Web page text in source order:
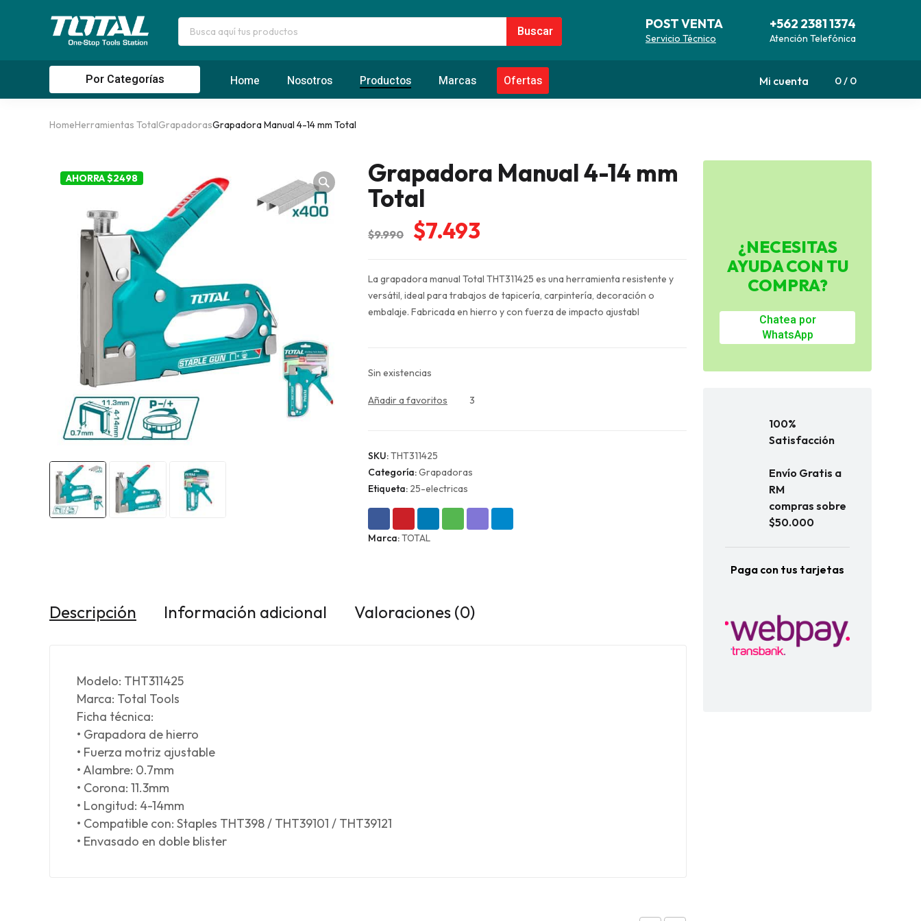
POST VENTA
Servicio Técnico
+562 2381 1374
Atención Telefónica
0 0
Mi cuenta
Por Categorías Home Nosotros Productos Marcas Ofertas
HomeHerramientas TotalGrapadorasGrapadora Manual 4-14 mm Total
AHORRA $2498
Grapadora Manual 4-14 mm
Total
$9.990
El
original
era:
$9.990.
$7.493
actual
es:
$7.493.
La grapadora manual Total THT311425 es una herramienta resistente y
versátil, ideal para trabajos de tapicería, carpintería, decoración o
embalaje. Fabricada en hierro y con fuerza de impacto ajustabl
Sin existencias
Añadir a favoritos 3
SKU:THT311425
Categoría:Grapadoras
Etiqueta: 25-electricas
Marca:TOTAL
Descripción Información adicional Valoraciones (0)
Modelo: THT311425
Marca: Total Tools
Ficha técnica:
• Grapadora de hierro
• Fuerza motriz ajustable
• Alambre: 0.7mm
• Corona: 11.3mm
• Longitud: 4-14mm
• Compatible con: Staples THT398 / THT39101 / THT39121
• Envasado en doble blister
¿NECESITAS
AYUDA CON TU
COMPRA?
Chatea por
WhatsApp
100%
Satisfacción
Envío Gratis a
RM
compras sobre
$50.000
Paga con tus tarjetas